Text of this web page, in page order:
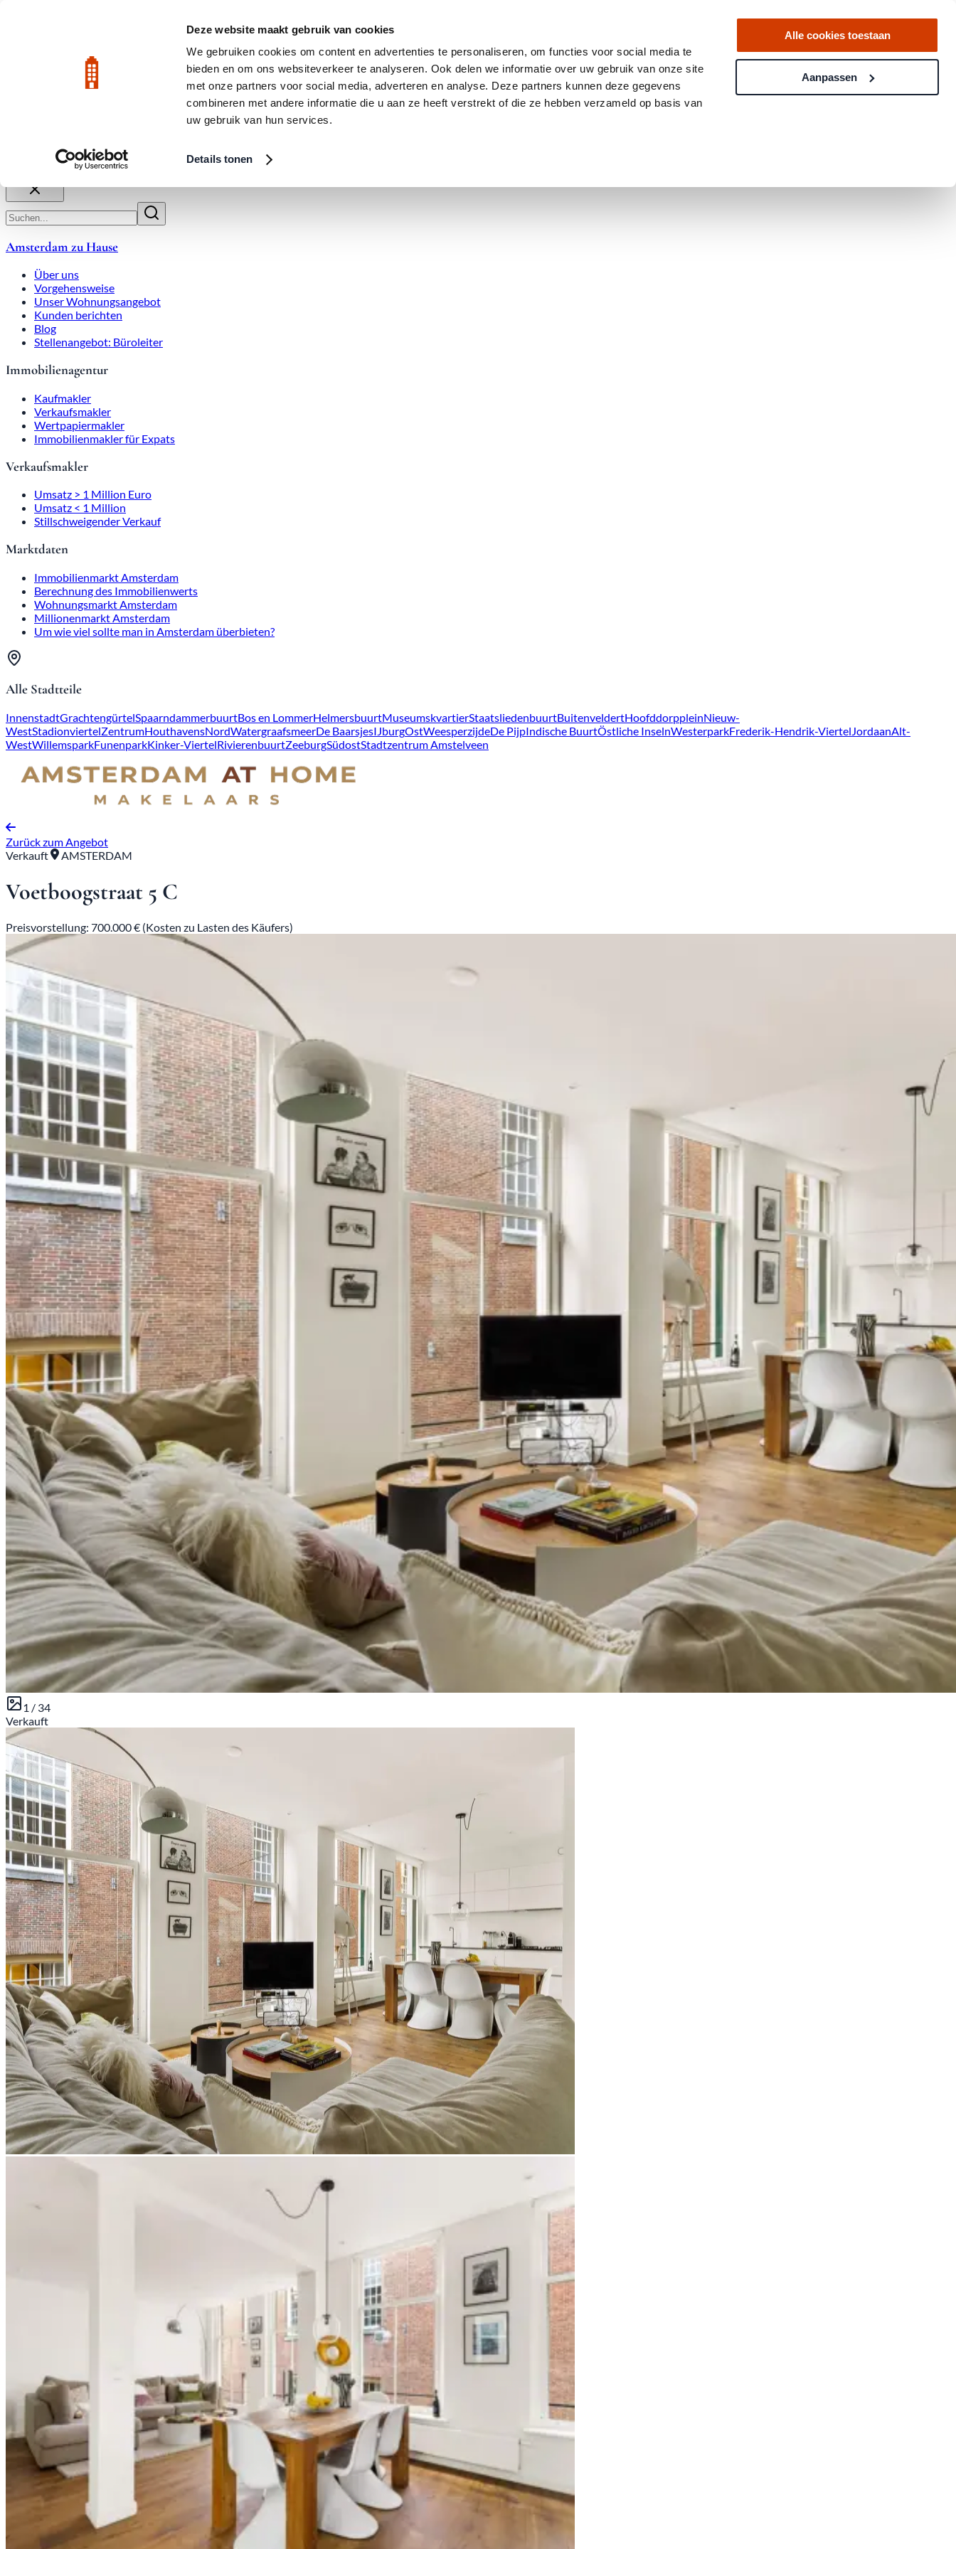
Deze website maakt gebruik van cookies
We gebruiken cookies om content en advertenties te personaliseren, om functies voor social media te
bieden en om ons websiteverkeer te analyseren. Ook delen we informatie over uw gebruik van onze site
met onze partners voor social media, adverteren en analyse. Deze partners kunnen deze gegevens
combineren met andere informatie die u aan ze heeft verstrekt of die ze hebben verzameld op basis van
uw gebruik van hun services.
Details tonen
Alle cookies toestaan
Aanpassen
Bewertet mit 9,8
Amsterdam zu Hause
Über uns
Vorgehensweise
Unser Wohnungsangebot
Kunden berichten
Blog
Stellenangebot: Büroleiter
Immobilienagentur
Kaufmakler
Verkaufsmakler
Wertpapiermakler
Immobilienmakler für Expats
Verkaufsmakler
Umsatz > 1 Million Euro
Umsatz < 1 Million
Stillschweigender Verkauf
Marktdaten
Immobilienmarkt Amsterdam
Berechnung des Immobilienwerts
Wohnungsmarkt Amsterdam
Millionenmarkt Amsterdam
Um wie viel sollte man in Amsterdam überbieten?
Alle Stadtteile
InnenstadtGrachtengürtelSpaarndammerbuurtBos en LommerHelmersbuurtMuseumskvartierStaatsliedenbuurtBuitenveldertHoofddorppleinNieuw-
WestStadionviertelZentrumHouthavensNordWatergraafsmeerDe BaarsjesIJburgOstWeesperzijdeDe PijpIndische BuurtÖstliche InselnWesterparkFrederik-Hendrik-ViertelJordaanAlt-
WestWillemsparkFunenparkKinker-ViertelRivierenbuurtZeeburgSüdostStadtzentrum Amstelveen
Zurück zum Angebot
Verkauft
AMSTERDAM
Voetboogstraat 5 C
Preisvorstellung: 700.000 € (Kosten zu Lasten des Käufers)
1 / 34
Verkauft